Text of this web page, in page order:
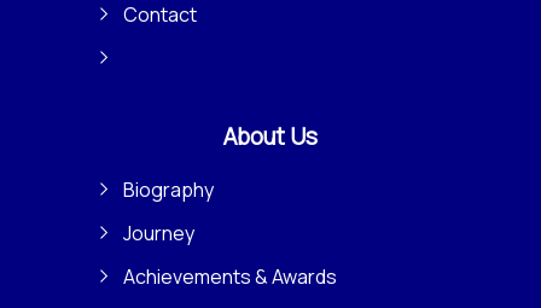
Contact
About Us
Biography
Journey
Achievements & Awards